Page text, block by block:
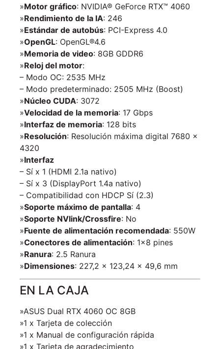
»Motor gráfico: NVIDIA® GeForce RTX™ 4060
»Rendimiento de la IA: 246
»Estándar de autobús: PCI-Express 4.0
»OpenGL: OpenGL®4.6
»Memoria de video: 8GB GDDR6
»Reloj del motor:
– Modo OC: 2535 MHz
– Modo predeterminado: 2505 MHz (Boost)
»Núcleo CUDA: 3072
»Velocidad de la memoria: 17 Gbps
»Interfaz de memoria: 128 bits
»Resolución: Resolución máxima digital 7680 x
4320
»Interfaz
– Sí x 1 (HDMI 2.1a nativo)
– Sí x 3 (DisplayPort 1.4a nativo)
– Compatibilidad con HDCP Sí (2.3)
»Soporte máximo de pantalla: 4
»Soporte NVlink/Crossfire: No
»Fuente de alimentación recomendada: 550W
»Conectores de alimentación: 1×8 pines
»Ranura: 2.5 Ranura
»Dimensiones: 227,2 x 123,24 x 49,6 mm
EN LA CAJA
»ASUS Dual RTX 4060 OC 8GB
»1 x Tarjeta de colección
»1 x Manual de configuración rápida
»1 x Tarjeta de agradecimiento